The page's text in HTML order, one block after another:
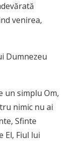
venirea,
Dumnezeu
un simplu Om,
nimic nu ai
Sfinte
El, Fiul lui